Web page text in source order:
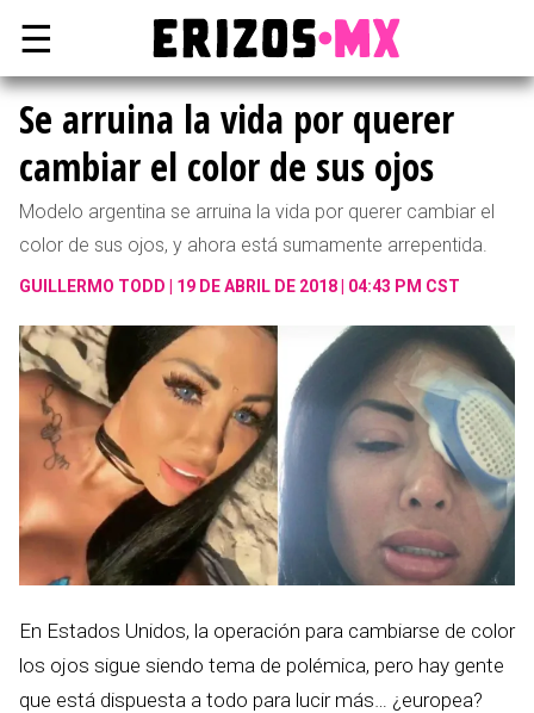
☰
Se arruina la vida por querer
cambiar el color de sus ojos
Modelo argentina se arruina la vida por querer cambiar el
color de sus ojos, y ahora está sumamente arrepentida.
GUILLERMO TODD 19 DE ABRIL DE 2018 | 04:43 PM CST
En Estados Unidos, la operación para cambiarse de color
los ojos sigue siendo tema de polémica, pero hay gente
que está dispuesta a todo para lucir más… ¿europea?